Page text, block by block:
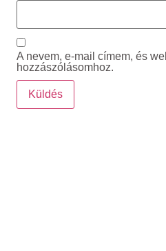
A nevem, e-mail címem, és
hozzászólásomhoz.